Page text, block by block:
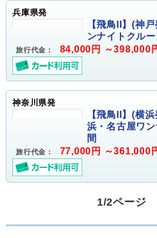
兵庫県発
【飛鳥II】(神
ンナイトクル
旅行代金： 84,000円 ～398,000
神奈川県発
【飛鳥II】(横
浜・名古屋ワ
間
旅行代金： 77,000円 ～361,000
1/2ページ